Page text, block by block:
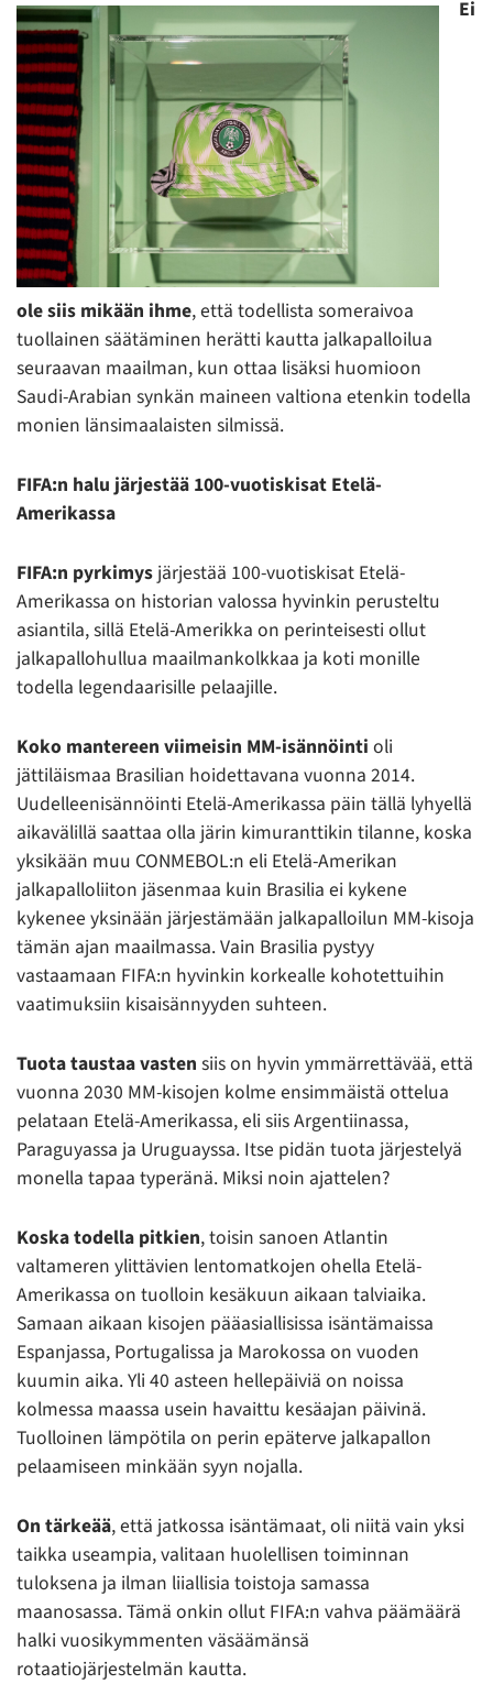
Ei
ole siis mikään ihme, että todellista someraivoa
tuollainen säätäminen herätti kautta jalkapalloilua
seuraavan maailman, kun ottaa lisäksi huomioon
Saudi-Arabian synkän maineen valtiona etenkin todella
monien länsimaalaisten silmissä.
FIFA:n halu järjestää 100-vuotiskisat Etelä-
Amerikassa
FIFA:n pyrkimys järjestää 100-vuotiskisat Etelä-
Amerikassa on historian valossa hyvinkin perusteltu
asiantila, sillä Etelä-Amerikka on perinteisesti ollut
jalkapallohullua maailmankolkkaa ja koti monille
todella legendaarisille pelaajille.
Koko mantereen viimeisin MM-isännöinti oli
jättiläismaa Brasilian hoidettavana vuonna 2014.
Uudelleenisännöinti Etelä-Amerikassa päin tällä lyhyellä
aikavälillä saattaa olla järin kimuranttikin tilanne, koska
yksikään muu CONMEBOL:n eli Etelä-Amerikan
jalkapalloliiton jäsenmaa kuin Brasilia ei kykene
kykenee yksinään järjestämään jalkapalloilun MM-kisoja
tämän ajan maailmassa. Vain Brasilia pystyy
vastaamaan FIFA:n hyvinkin korkealle kohotettuihin
vaatimuksiin kisaisännyyden suhteen.
Tuota taustaa vasten siis on hyvin ymmärrettävää, että
vuonna 2030 MM-kisojen kolme ensimmäistä ottelua
pelataan Etelä-Amerikassa, eli siis Argentiinassa,
Paraguyassa ja Uruguayssa. Itse pidän tuota järjestelyä
monella tapaa typeränä. Miksi noin ajattelen?
Koska todella pitkien, toisin sanoen Atlantin
valtameren ylittävien lentomatkojen ohella Etelä-
Amerikassa on tuolloin kesäkuun aikaan talviaika.
Samaan aikaan kisojen pääasiallisissa isäntämaissa
Espanjassa, Portugalissa ja Marokossa on vuoden
kuumin aika. Yli 40 asteen hellepäiviä on noissa
kolmessa maassa usein havaittu kesäajan päivinä.
Tuolloinen lämpötila on perin epäterve jalkapallon
pelaamiseen minkään syyn nojalla.
On tärkeää, että jatkossa isäntämaat, oli niitä vain yksi
taikka useampia, valitaan huolellisen toiminnan
tuloksena ja ilman liiallisia toistoja samassa
maanosassa. Tämä onkin ollut FIFA:n vahva päämäärä
halki vuosikymmenten väsäämänsä
rotaatiojärjestelmän kautta.